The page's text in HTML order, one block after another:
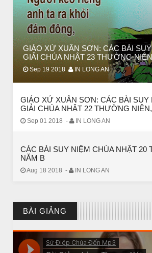
GIÁO XỨ XUÂN SƠN: CÁC BÀI
GIẢI CHÚA NHẬT 23 THƯỜNG
Sep 19 2018 IN LONG AN
GIÁO XỨ XUÂN SƠN: CÁC BÀI SUY
GIẢI CHÚA NHẬT 22 THƯỜNG
Sep 01 2018 - IN LONG AN
CÁC BÀI SUY NIỆM CHÚA NHẬT 20
NĂM B
Aug 18 2018 - IN LONG AN
BÀI GIẢNG
NGƯỜI GIÀU THỰC SỰ
CHUYỆN Ý NGHĨA
CÔ BÉ BÁN DIÊM